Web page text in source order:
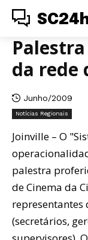
da rede
Junho/2009
Notícias Regionais
Joinville – O
palestra
de Cinema da
representantes
(secretários,